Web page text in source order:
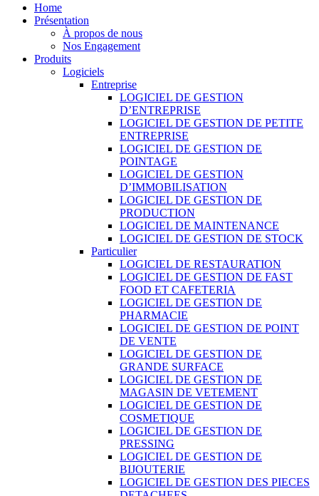
Home
Présentation
À propos de nous
Nos Engagement
Produits
Logiciels
Entreprise
LOGICIEL DE GESTION
D’ENTREPRISE
LOGICIEL DE GESTION DE PETITE
ENTREPRISE
LOGICIEL DE GESTION DE
POINTAGE
LOGICIEL DE GESTION
D’IMMOBILISATION
LOGICIEL DE GESTION DE
PRODUCTION
LOGICIEL DE MAINTENANCE
LOGICIEL DE GESTION DE STOCK
Particulier
LOGICIEL DE RESTAURATION
LOGICIEL DE GESTION DE FAST
FOOD ET CAFETERIA
LOGICIEL DE GESTION DE
PHARMACIE
LOGICIEL DE GESTION DE POINT
DE VENTE
LOGICIEL DE GESTION DE
GRANDE SURFACE
LOGICIEL DE GESTION DE
MAGASIN DE VETEMENT
LOGICIEL DE GESTION DE
COSMETIQUE
LOGICIEL DE GESTION DE
PRESSING
LOGICIEL DE GESTION DE
BIJOUTERIE
LOGICIEL DE GESTION DES PIECES